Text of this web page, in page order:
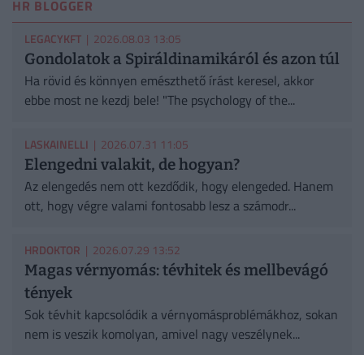
HR BLOGGER
LEGACYKFT | 2026.08.03 13:05
Gondolatok a Spiráldinamikáról és azon túl
Ha rövid és könnyen emészthető írást keresel, akkor
ebbe most ne kezdj bele! "The psychology of the...
LASKAINELLI | 2026.07.31 11:05
Elengedni valakit, de hogyan?
Az elengedés nem ott kezdődik, hogy elengeded. Hanem
ott, hogy végre valami fontosabb lesz a számodr...
HRDOKTOR | 2026.07.29 13:52
Magas vérnyomás: tévhitek és mellbevágó
tények
Sok tévhit kapcsolódik a vérnyomásproblémákhoz, sokan
nem is veszik komolyan, amivel nagy veszélynek...